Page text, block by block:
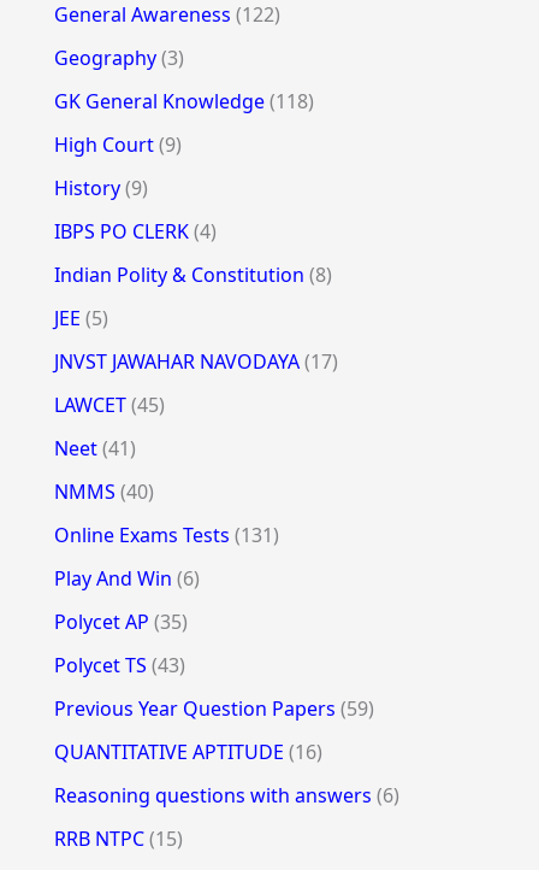
General Awareness (122)
Geography(3)
GK General Knowledge(118)
High Court(9)
History(9)
IBPS PO CLERK(4)
Indian Polity & Constitution (8)
JEE (5)
JNVST JAWAHAR NAVODAYA(17)
LAWCET(45)
Neet(41)
NMMS (40)
Online Exams Tests (131)
Play And Win (6)
Polycet AP (35)
Polycet TS (43)
Previous Year Question Papers (59)
QUANTITATIVE APTITUDE (16)
Reasoning questions with answers (6)
RRB NTPC(15)